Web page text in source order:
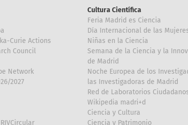
Curie Actions
Council
Network
2027
Cultura Científica
Feria Madrid es Ciencia
Día Internacional de las
Niñas en la Ciencia
Semana de la Ciencia y la
de Madrid
Noche Europea de los
las Investigadoras de Madrid
Red de Laboratorios
Wikipedia madri+d
Ciencia y Cultura
Ciencia y Patrimonio